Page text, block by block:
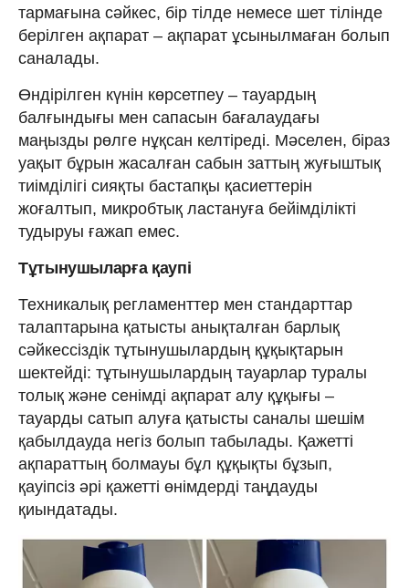
тармағына сәйкес, бір тілде немесе шет тілінде
берілген ақпарат – ақпарат ұсынылмаған болып
саналады.
Өндірілген күнін көрсетпеу – тауардың
балғындығы мен сапасын бағалаудағы
маңызды рөлге нұқсан келтіреді. Мәселен, біраз
уақыт бұрын жасалған сабын заттың жуғыштық
тиімділігі сияқты бастапқы қасиеттерін
жоғалтып, микробтық ластануға бейімділікті
тудыруы ғажап емес.
Тұтынушыларға қаупі
Техникалық регламенттер мен стандарттар
талаптарына қатысты анықталған барлық
сәйкессіздік тұтынушылардың құқықтарын
шектейді: тұтынушылардың тауарлар туралы
толық және сенімді ақпарат алу құқығы –
тауарды сатып алуға қатысты саналы шешім
қабылдауда негіз болып табылады. Қажетті
ақпараттың болмауы бұл құқықты бұзып,
қауіпсіз әрі қажетті өнімдерді таңдауды
қиындатады.